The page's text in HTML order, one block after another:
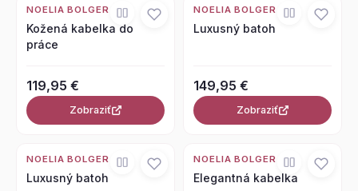
NOELIA BOLGER
Kožená kabelka do
práce
119,95 €
Zobraziť
NOELIA BOLGER
Luxusný batoh
149,95 €
Zobraziť
NOELIA BOLGER
Luxusný batoh
NOELIA BOLGER
Elegantná kabelka